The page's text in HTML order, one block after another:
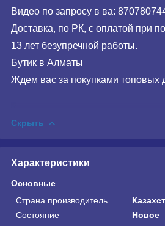
Видео по запросу в ва:
Доставка, по РК, с оплатой при
13 лет безупречной работы.
Бутик в Алматы
Ждем вас за покупками топовых
Скрыть
Характеристики
Основные
Страна производитель
Состояние
Новое